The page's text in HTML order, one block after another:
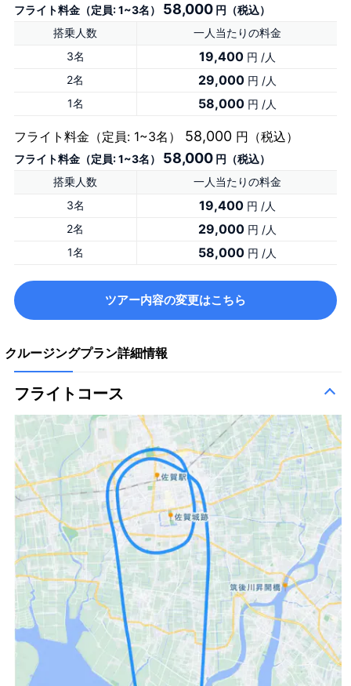
フライト料金（定員: 1~3名） 58,000 円（税込）
搭乗人数
一人当たりの料金
3名
19,400円 /人
2名
29,000円 /人
1名
58,000円 /人
フライト料金（定員: 1~3名） 58,000 円（税込）
フライト料金（定員: 1~3名） 58,000 円（税込）
搭乗人数
一人当たりの料金
3名
19,400円 /人
2名
29,000円 /人
1名
58,000円 /人
ツアー内容の変更はこちら
クルージングプラン詳細情報
フライトコース